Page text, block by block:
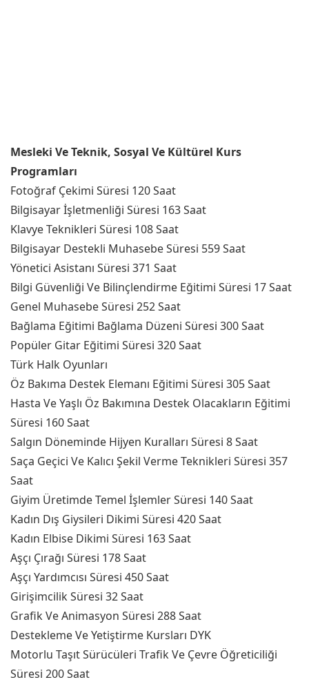
Mesleki Ve Teknik, Sosyal Ve Kültürel Kurs
Programları
Fotoğraf Çekimi Süresi 120 Saat
Bilgisayar İşletmenliği Süresi 163 Saat
Klavye Teknikleri Süresi 108 Saat
Bilgisayar Destekli Muhasebe Süresi 559 Saat
Yönetici Asistanı Süresi 371 Saat
Bilgi Güvenliği Ve Bilinçlendirme Eğitimi Süresi 17 Saat
Genel Muhasebe Süresi 252 Saat
Bağlama Eğitimi Bağlama Düzeni Süresi 300 Saat
Popüler Gitar Eğitimi Süresi 320 Saat
Türk Halk Oyunları
Öz Bakıma Destek Elemanı Eğitimi Süresi 305 Saat
Hasta Ve Yaşlı Öz Bakımına Destek Olacakların Eğitimi
Süresi 160 Saat
Salgın Döneminde Hijyen Kuralları Süresi 8 Saat
Saça Geçici Ve Kalıcı Şekil Verme Teknikleri Süresi 357
Saat
Giyim Üretimde Temel İşlemler Süresi 140 Saat
Kadın Dış Giysileri Dikimi Süresi 420 Saat
Kadın Elbise Dikimi Süresi 163 Saat
Aşçı Çırağı Süresi 178 Saat
Aşçı Yardımcısı Süresi 450 Saat
Girişimcilik Süresi 32 Saat
Grafik Ve Animasyon Süresi 288 Saat
Destekleme Ve Yetiştirme Kursları DYK
Motorlu Taşıt Sürücüleri Trafik Ve Çevre Öğreticiliği
Süresi 200 Saat